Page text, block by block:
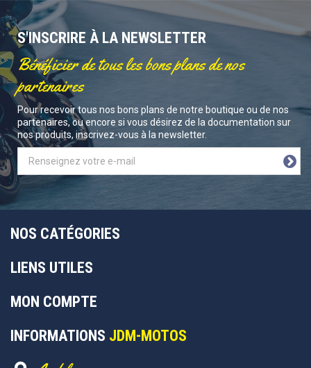
S'INSCRIRE À LA NEWSLETTER
Bénéficier de tous les bons plans de nos
partenaires
Pour recevoir tous nos bons plans de notre boutique ou de nos
partenaires, ou encore si vous désirez de la documentation sur
nos produits, inscrivez-vous à la newsletter.
NOS CATÉGORIES
LIENS UTILES
MON COMPTE
INFORMATIONS JDM-MOTOS